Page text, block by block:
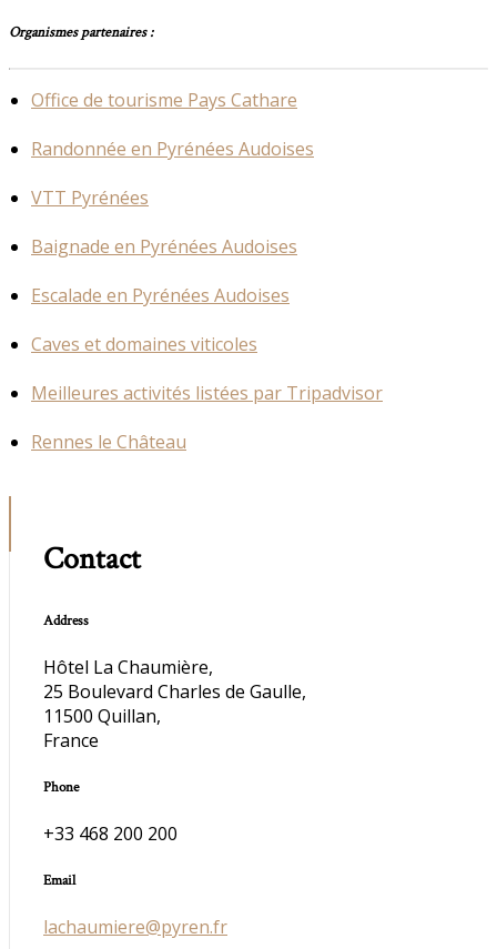
Organismes partenaires :
Office de tourisme Pays Cathare
Randonnée en Pyrénées Audoises
VTT Pyrénées
Baignade en Pyrénées Audoises
Escalade en Pyrénées Audoises
Caves et domaines viticoles
Meilleures activités listées par Tripadvisor
Rennes le Château
Contact
Address
Hôtel La Chaumière,
25 Boulevard Charles de Gaulle,
11500 Quillan,
France
Phone
+33 468 200 200
Email
lachaumiere@pyren.fr